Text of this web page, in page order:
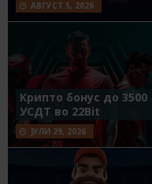
АВГУСТ 5, 2026
Крипто бонус до 3500
УСДТ во 22Bit
ЈУЛИ 29, 2026